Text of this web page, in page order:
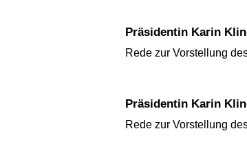
Präsidentin Karin
Rede zur Vorstellung
Präsidentin Karin
Rede zur Vorstellung